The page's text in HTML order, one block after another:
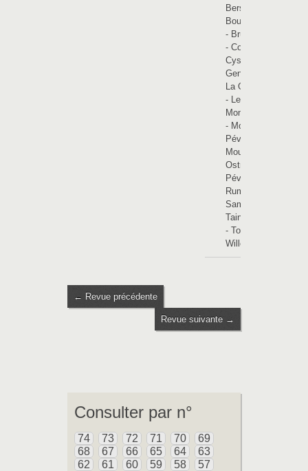
Bersée
Bourghelles
- Brunehaut
- Cobrieux
Cysoing
Genech
La Glanerie
- Lesdain
Moncheaux
- Mons-en-
Pévèle
Mouchin
Ostricourt
Pévèle
Rumes
Saméon
Taintignies
- Tournai
Willemeau
← Revue précédente
Revue suivante →
Consulter par n°
74 73 72 71 70
69
68
67 66 65 64
63
62
61 60 59 58
57